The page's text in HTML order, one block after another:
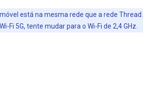
está na mesma rede que a rede
Fi 5G, tente mudar para o Wi-Fi de 2,4 GHz.